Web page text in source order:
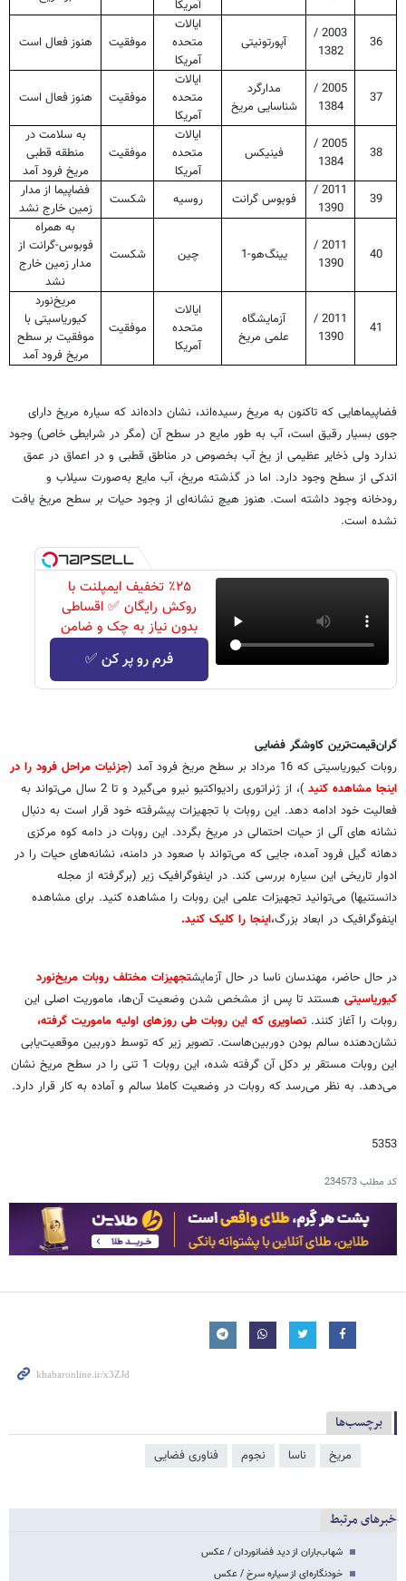
آمریکا
36
2003 /
1382
آپورتونیتی
ایالات
متحده
آمریکا
موفقیت هنوز فعال است
37
2005 /
1384
مدارگرد
شناسایی مریخ
ایالات
متحده
آمریکا
موفقیت هنوز فعال است
38
2005 /
1384
فینیکس
ایالات
متحده
آمریکا
موفقیت
به سلامت در
منطقه قطبی
مریخ فرود آمد
39
2011 /
1390
فوبوس گرانت روسیه شکست
فضاپیما از مدار
زمین خارج نشد
40
2011 /
1390
یینگ‌هو-1 چین شکست
به همراه
فوبوس-گرانت از
مدار زمین خارج
نشد
41
2011 /
1390
آزمایشگاه
علمی مریخ
ایالات
متحده
آمریکا
موفقیت
مریخ‌نورد
کیوریاسیتی با
موفقیت بر سطح
مریخ فرود آمد
فضاپیماهایی که تاکنون به مریخ رسیده‌اند، نشان داده‌اند که سیاره مریخ دارای
جوی بسیار رقیق است، آب به طور مایع در سطح آن (مگر در شرایطی خاص) وجود
ندارد ولی ذخایر عظیمی از یخ آب بخصوص در مناطق قطبی و در اعماق در عمق
اندکی از سطح وجود دارد. اما در گذشته مریخ، آب مایع به‌صورت سیلاب و
رودخانه وجود داشته است. هنوز هیچ نشانه‌ای از وجود حیات بر سطح مریخ یافت
نشده است.
٪۲۵ تخفیف ایمپلنت با
روکش رایگان ✅ اقساطی
بدون نیاز به چک و ضامن
فرم رو پر کن ✅
گران‌قیمت‌ترین کاوشگر فضایی
روبات کیوریاسیتی که 16 مرداد بر سطح مریخ فرود آمد (
جزئیات مراحل فرود را در
اینجا مشاهده کنید
)، از ژنراتوری رادیواکتیو نیرو می‌گیرد و تا 2 سال می‌تواند به
فعالیت خود ادامه دهد. این روبات با تجهیزات پیشرفته خود قرار است به دنبال
نشانه های آلی از حیات احتمالی در مریخ بگردد. این روبات در دامه کوه مرکزی
دهانه گیل فرود آمده، جایی که می‌تواند با صعود در دامنه، نشانه‌های حیات را در
ادوار تاریخی این سیاره بررسی کند. در اینفوگرافیک زیر (برگرفته از مجله
دانستنیها) می‌توانید تجهیزات علمی این روبات را مشاهده کنید. برای مشاهده
اینفوگرافیک در ابعاد بزرگ،اینجا را کلیک کنید.
در حال حاضر، مهندسان ناسا در حال آزمایشتجهیزات مختلف روبات مریخ‌نورد
کیوریاسیتی هستند تا پس از مشخص شدن وضعیت آن‌ها، ماموریت اصلی این
روبات را آغاز کنند. تصاویری که این روبات طی روزهای اولیه ماموریت گرفته،
نشان‌دهنده سالم بودن دوربین‌هاست. تصویر زیر که توسط دوربین موقعیت‌یابی
این روبات مستقر بر دکل آن گرفته شده، این روبات 1 تنی را در سطح مریخ نشان
می‌دهد. به نظر می‌رسد که روبات در وضعیت کاملا سالم و آماده به کار قرار دارد.
5353
کد مطلب234573
برچسب‌ها
مریخ ناسا نجوم فناوری فضایی
خبرهای مرتبط
شهاب‌باران از دید فضانوردان / عکس
خودنگاره‌ای از سیاره سرخ / عکس